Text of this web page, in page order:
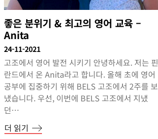
좋은 분위기 & 최고의 영어 교육 –
Anita
24-11-2021
고조에서 영어 발전 시키기 안녕하세요. 저는 핀
란드에서 온 Anita라고 합니다. 올해 초에 영어
공부에 집중하기 위해 BELS 고조에서 2주를 보
냈습니다. 우선, 이번에 BELS 고조에서 지냈
던…
더 읽기